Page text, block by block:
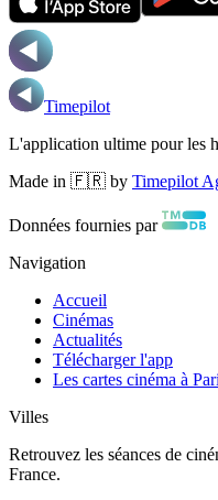
Timepilot
L'application ultime pour les
Made in 🇫🇷 by Timepilot
Données fournies par
Navigation
Accueil
Cinémas
Actualités
Télécharger l'app
Les cartes cinéma à
Villes
Retrouvez les séances de
France.